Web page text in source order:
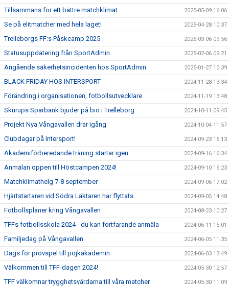
Tillsammans för ett bättre matchklimat 2025-05-09 16:06
Se på elitmatcher med hela laget! 2025-04-28 10:37
Trelleborgs FF:s Påskcamp 2025 2025-03-06 09:56
Statusuppdatering från SportAdmin 2025-02-06 09:21
Angående säkerhetsincidenten hos SportAdmin 2025-01-27 10:39
BLACK FRIDAY HOS INTERSPORT 2024-11-28 13:34
Förändring i organisationen, fotbollsutvecklare 2024-11-19 13:48
Skurups Sparbank bjuder på bio i Trelleborg 2024-10-11 09:45
Projekt Nya Vångavallen drar igång 2024-10-04 11:57
Clubdagar på Intersport! 2024-09-23 15:13
Akademiförberedande träning startar igen 2024-09-16 16:34
Anmälan öppen till Höstcampen 2024! 2024-09-10 16:23
Matchklimathelg 7-8 september 2024-09-06 17:02
Hjärtstartaren vid Södra Läktaren har flyttats 2024-09-05 14:48
Fotbollsplaner kring Vångavallen 2024-08-23 10:27
TFFs fotbollsskola 2024 - du kan fortfarande anmäla 2024-06-11 15:01
Familjedag på Vångavallen 2024-06-05 11:35
Dags för provspel till pojkakademin 2024-06-03 13:49
Välkommen till TFF-dagen 2024! 2024-05-30 12:57
TFF välkomnar trygghetsvärdarna till våra matcher 2024-05-30 11:09